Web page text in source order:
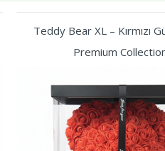
Teddy Bear XL – Kırmızı
Premium